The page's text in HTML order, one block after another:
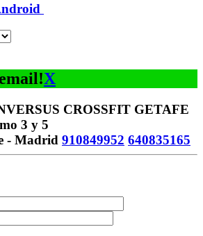
X
VERSUS CROSSFIT GETAFE
3 y 5
- Madrid 910849952 640835165